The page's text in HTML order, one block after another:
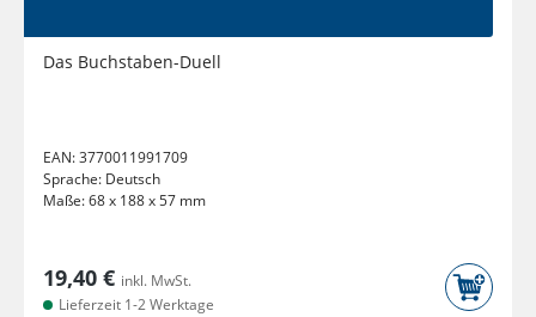
Das Buchstaben-Duell
EAN:3770011991709
Sprache: Deutsch
Maße:68 x 188 x 57 mm
19,40 € inkl. MwSt.
Lieferzeit 1-2 Werktage